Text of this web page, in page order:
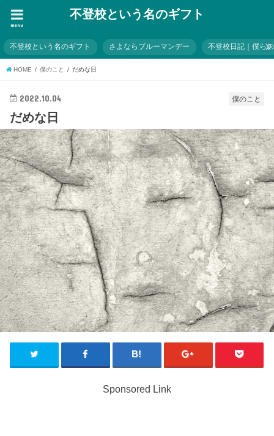
不登校という名のギフト
menu
不登校という名のギフト さよならブルーマンデー 不登校日記｜僕ら
HOME 僕のこと だめな日
僕のこと
2022.10.04
だめな日
Sponsored Link